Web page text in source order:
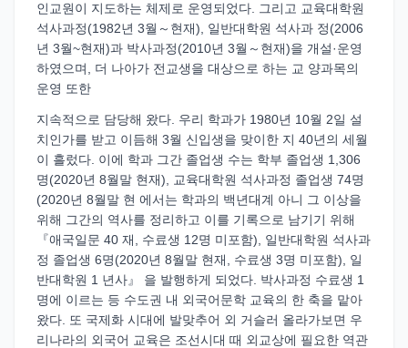
인교원이 지도하는 체제로 운영되었다. 그리고 교육대학원
석사과정(1982년 3월～현재), 일반대학원 석사과 정(2006
년 3월~현재)과 박사과정(2010년 3월～현재)을 개설·운영
하였으며, 더 나아가 전교생을 대상으로 하는 교 양과목의
운영 또한
지속적으로 담당해 왔다. 우리 학과가 1980년 10월 2일 설
치인가를 받고 이듬해 3월 신입생을 맞이한 지 40년의 세월
이 흘렀다. 이에 학과 그간 졸업생 수는 학부 졸업생 1,306
명(2020년 8월말 현재), 교육대학원 석사과정 졸업생 74명
(2020년 8월말 현 에서는 학과의 백년대계 아니 그 이상을
위해 그간의 역사를 정리하고 이를 기록으로 남기기 위해
『애국일문 40 재, 수료생 12명 미포함), 일반대학원 석사과
정 졸업생 6명(2020년 8월말 현재, 수료생 3명 미포함), 일
반대학원 1 년사』 을 발행하게 되었다. 박사과정 수료생 1
명에 이르는 등 수도권 내 외국어문학 교육의 한 축을 맡아
왔다. 또 국제화 시대에 발맞추어 외 거슬러 올라가보면 우
리나라의 외국어 교육은 조선시대 때 외교상에 필요한 역관